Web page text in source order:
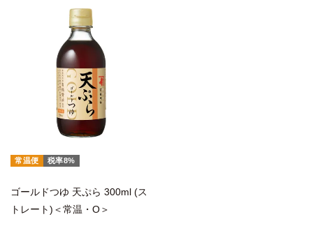
常温便 税率8%
ゴールドつゆ 天ぷら 300ml (ス
トレート)＜常温・O＞